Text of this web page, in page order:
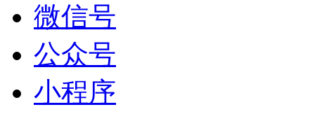
微信号
公众号
小程序